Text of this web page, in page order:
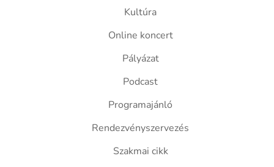
Kultúra
Online koncert
Pályázat
Podcast
Programajánló
Rendezvényszervezés
Szakmai cikk